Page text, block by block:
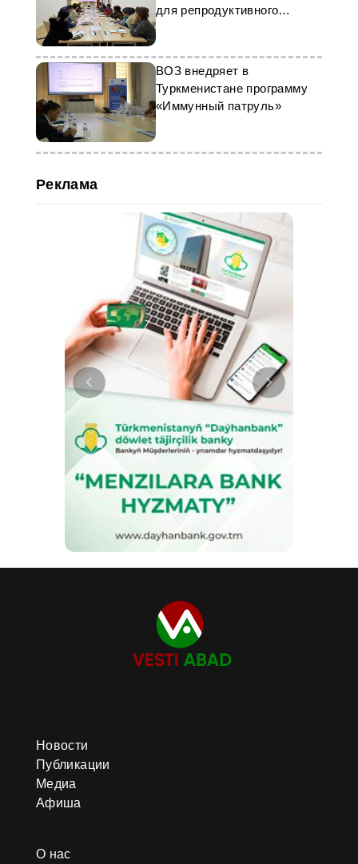
для репродуктивного
здоровья
ВОЗ внедряет в
Туркменистане программу
«Иммунный патруль»
Реклама
Новости
Публикации
Медиа
Афиша
О нас